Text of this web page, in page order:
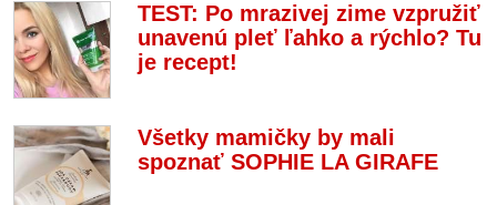
TEST: Po mrazivej zime vzpružiť
unavenú pleť ľahko a rýchlo? Tu
je recept!
Všetky mamičky by mali
spoznať SOPHIE LA GIRAFE